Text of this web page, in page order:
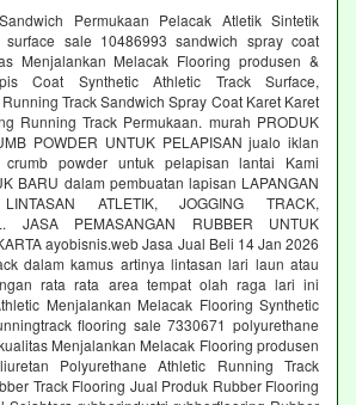
Permukaan Pelacak Atletik Sintetik
surface sale 10486993 sandwich spray coat
Menjalankan Melacak Flooring produsen &
Coat Synthetic Athletic Track Surface,
Track Sandwich Spray Coat Karet Karet
Running Track Permukaan. murah PRODUK
POWDER UNTUK PELAPISAN jualo iklan
powder untuk pelapisan lantai Kami
BARU dalam pembuatan lapisan LAPANGAN
ATLETIK, JOGGING TRACK,
JASA PEMASANGAN RUBBER UNTUK
ayobisnis.web Jasa Jual Beli 14 Jan 2026
dalam kamus artinya lintasan lari laun atau
rata rata area tempat olah raga lari ini
Menjalankan Melacak Flooring Synthetic
flooring sale 7330671 polyurethane
Menjalankan Melacak Flooring produsen
Polyurethane Athletic Running Track
Track Flooring Jual Produk Rubber Flooring